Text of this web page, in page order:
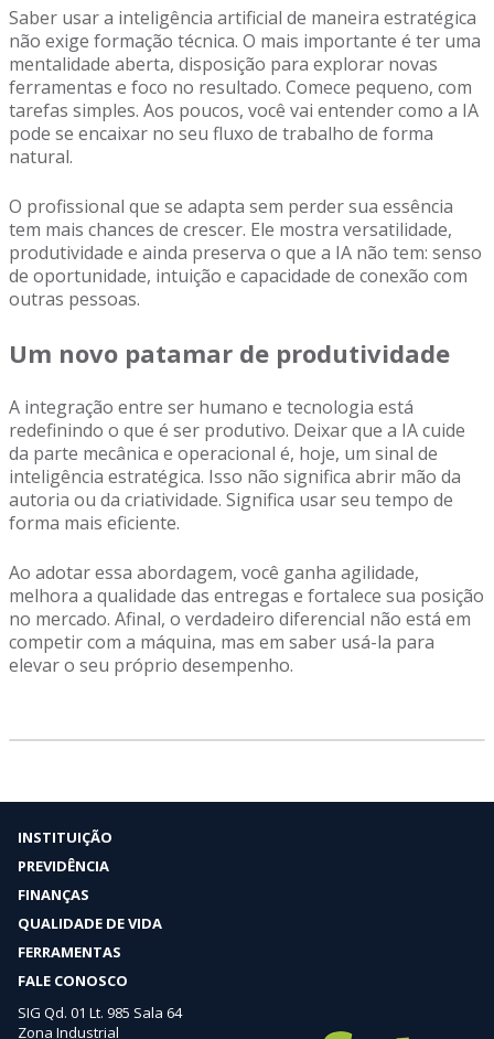
Saber usar a inteligência artificial de maneira estratégica
não exige formação técnica. O mais importante é ter uma
mentalidade aberta, disposição para explorar novas
ferramentas e foco no resultado. Comece pequeno, com
tarefas simples. Aos poucos, você vai entender como a IA
pode se encaixar no seu fluxo de trabalho de forma
natural.
O profissional que se adapta sem perder sua essência
tem mais chances de crescer. Ele mostra versatilidade,
produtividade e ainda preserva o que a IA não tem: senso
de oportunidade, intuição e capacidade de conexão com
outras pessoas.
Um novo patamar de produtividade
A integração entre ser humano e tecnologia está
redefinindo o que é ser produtivo. Deixar que a IA cuide
da parte mecânica e operacional é, hoje, um sinal de
inteligência estratégica. Isso não significa abrir mão da
autoria ou da criatividade. Significa usar seu tempo de
forma mais eficiente.
Ao adotar essa abordagem, você ganha agilidade,
melhora a qualidade das entregas e fortalece sua posição
no mercado. Afinal, o verdadeiro diferencial não está em
competir com a máquina, mas em saber usá-la para
elevar o seu próprio desempenho.
INSTITUIÇÃO
PREVIDÊNCIA
FINANÇAS
QUALIDADE DE VIDA
FERRAMENTAS
FALE CONOSCO
SIG Qd. 01 Lt. 985 Sala 64
Zona Industrial